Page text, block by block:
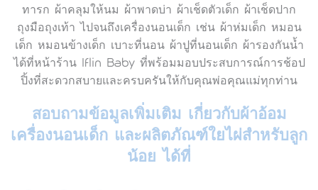
ทารก ผ้าคลุมให้นม ผ้าพาดบ่า ผ้าเช็ดตัวเด็ก ผ้าเช็ดปาก
ถุงมือถุงเท้า ไปจนถึงเครื่องนอนเด็ก เช่น ผ้าห่มเด็ก หมอน
เด็ก หมอนข้างเด็ก เบาะที่นอน ผ้าปูที่นอนเด็ก ผ้ารองกันน้ำ
ได้ที่หน้าร้าน Iflin Baby ที่พร้อมมอบประสบการณ์การช้อป
ปิ้งที่สะดวกสบายและครบครันให้กับคุณพ่อคุณแม่ทุกท่าน
สอบถามข้อมูลเพิ่มเติม เกี่ยวกับผ้าอ้อม
เครื่องนอนเด็ก และผลิตภัณฑ์ใยไผ่สำหรับลูก
น้อย ได้ที่